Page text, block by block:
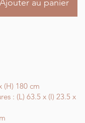
Ajouter au panier
(H) 180 cm
: (L) 63.5 x (l) 23.5 x